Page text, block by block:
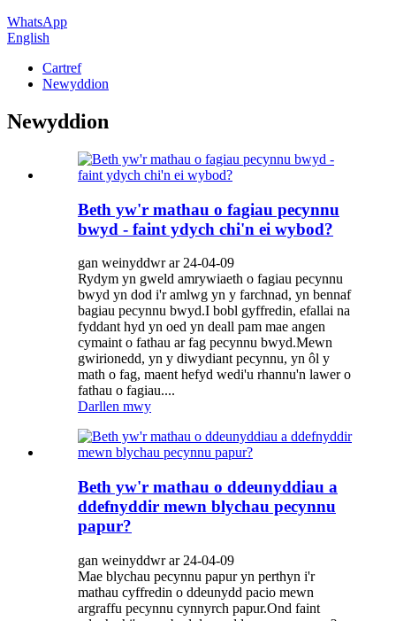
WhatsApp
English
Cartref
Newyddion
Newyddion
Beth yw'r mathau o fagiau pecynnu
bwyd - faint ydych chi'n ei wybod?
gan weinyddwr ar 24-04-09
Rydym yn gweld amrywiaeth o fagiau pecynnu
bwyd yn dod i'r amlwg yn y farchnad, yn bennaf
bagiau pecynnu bwyd.I bobl gyffredin, efallai na
fyddant hyd yn oed yn deall pam mae angen
cymaint o fathau ar fag pecynnu bwyd.Mewn
gwirionedd, yn y diwydiant pecynnu, yn ôl y
math o fag, maent hefyd wedi'u rhannu'n lawer o
fathau o fagiau....
Darllen mwy
Beth yw'r mathau o ddeunyddiau a
ddefnyddir mewn blychau pecynnu
papur?
gan weinyddwr ar 24-04-09
Mae blychau pecynnu papur yn perthyn i'r
mathau cyffredin o ddeunydd pacio mewn
argraffu pecynnu cynnyrch papur.Ond faint